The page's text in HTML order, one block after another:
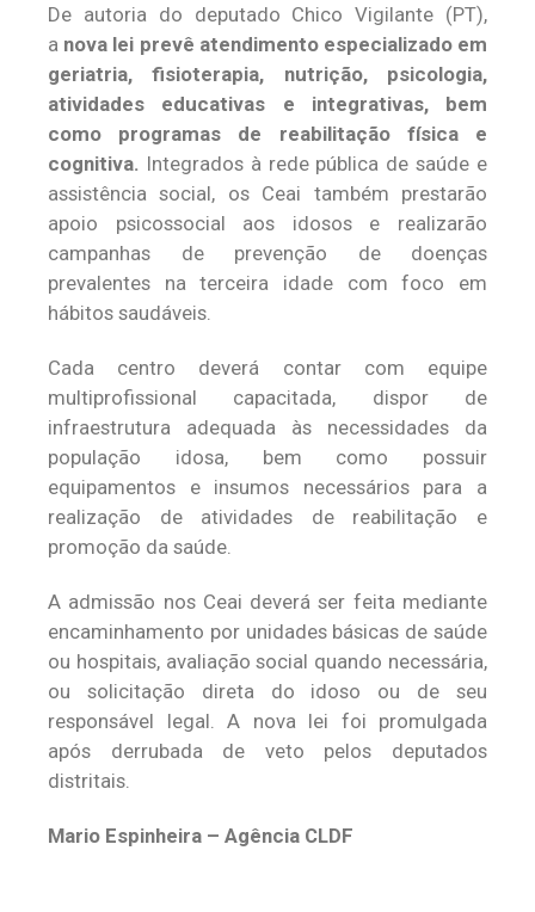
De autoria do deputado Chico Vigilante (PT),
a nova lei prevê atendimento especializado em
geriatria, fisioterapia, nutrição, psicologia,
atividades educativas e integrativas, bem
como programas de reabilitação física e
cognitiva. Integrados à rede pública de saúde e
assistência social, os Ceai também prestarão
apoio psicossocial aos idosos e realizarão
campanhas de prevenção de doenças
prevalentes na terceira idade com foco em
hábitos saudáveis.
Cada centro deverá contar com equipe
multiprofissional capacitada, dispor de
infraestrutura adequada às necessidades da
população idosa, bem como possuir
equipamentos e insumos necessários para a
realização de atividades de reabilitação e
promoção da saúde.
A admissão nos Ceai deverá ser feita mediante
encaminhamento por unidades básicas de saúde
ou hospitais, avaliação social quando necessária,
ou solicitação direta do idoso ou de seu
responsável legal. A nova lei foi promulgada
após derrubada de veto pelos deputados
distritais.
Mario Espinheira – Agência CLDF